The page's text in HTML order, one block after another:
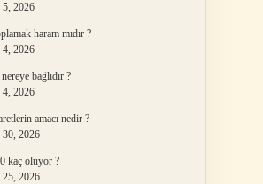
2026
haram mıdır ?
2026
bağlıdır ?
2026
amacı nedir ?
30, 2026
kaç oluyor ?
25, 2026